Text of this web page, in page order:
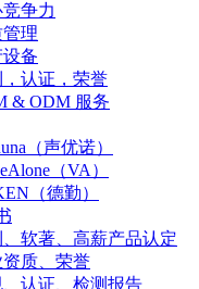
争力
理
备
认证，荣誉
& ODM 服务
（声优诺）
（VA）
（德勤）
软著、高薪产品认定
质、荣誉
认证、检测报告